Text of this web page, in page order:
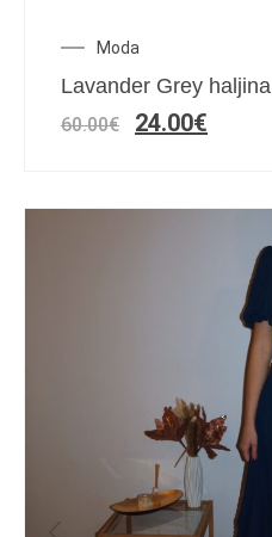
Moda
Lavander Grey haljina
60.00€ 24.00€